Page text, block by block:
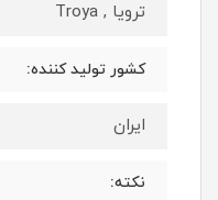
ترویا , Troya
کشور تولید کننده:
ایران
نکته: